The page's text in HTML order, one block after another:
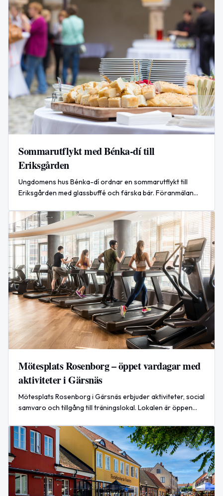
Sommarutflykt med Bénka-dí till
Eriksgården
Ungdomens hus Bénka-dí ordnar en sommarutflykt till
Eriksgården med glassbuffé och färska bär. Föranmälan
Mötesplats Rosenborg – öppet vardagar med
aktiviteter i Gärsnäs
Mötesplats Rosenborg i Gärsnäs erbjuder aktiviteter, social
samvaro och tillgång till träningslokal. Lokalen är öppen